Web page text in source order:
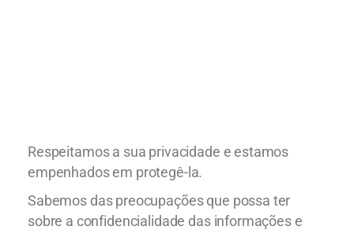
Respeitamos a sua privacidade e estamos
empenhados em protegê-la.
Sabemos das preocupações que possa ter
sobre a confidencialidade das informações e